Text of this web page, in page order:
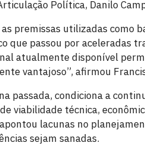
Política, Danilo
premissas utilizadas como
que passou por aceleradas
atualmente disponível
vantajoso”, afirmou
passada, condiciona a
viabilidade técnica,
lacunas no
sejam sanadas.